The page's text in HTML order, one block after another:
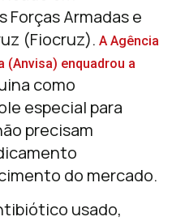
Forças Armadas e
(Fiocruz). A Agência
(Anvisa) enquadrou a
como
especial para
precisam
do mercado.
usado,